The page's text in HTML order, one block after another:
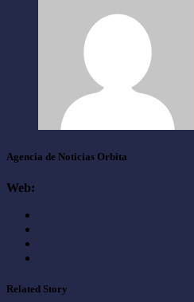
Agencia de Noticias Orbita
Web:
Related Story